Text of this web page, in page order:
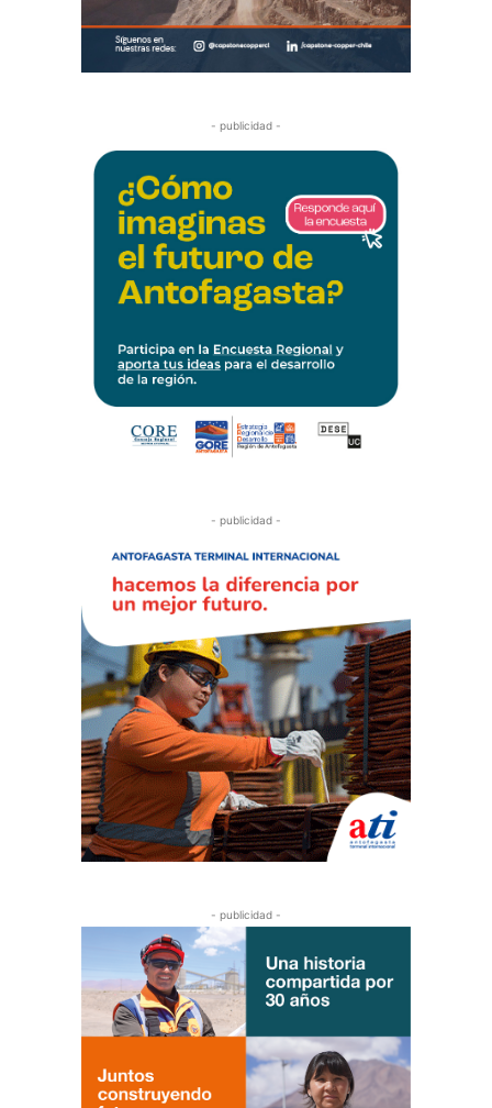
- publicidad -
- publicidad -
- publicidad -